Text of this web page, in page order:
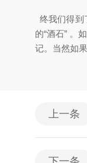
终我们得到
的“酒石” 。
记。当然如
上一条